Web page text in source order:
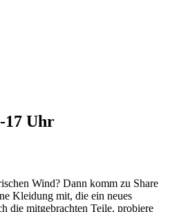
17 Uhr
Wind? Dann komm zu Share
Kleidung mit, die ein neues
die mitgebrachten Teile, probiere